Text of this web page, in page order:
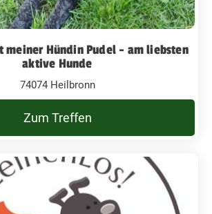
meiner Hündin Pudel - am liebsten
aktive Hunde
74074 Heilbronn
Zum Treffen